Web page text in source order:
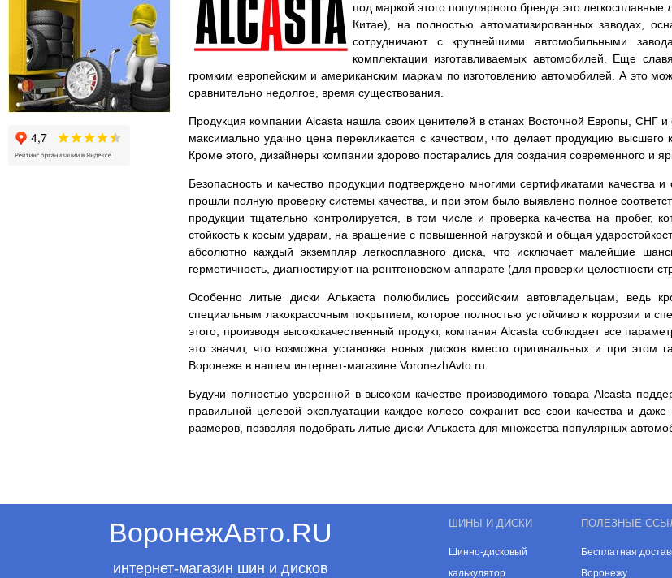
под маркой этого популярного бренда это
Китае), на полностью автоматизированных заводах,
сотрудничают с крупнейшими автомобильными
комплектации изготавливаемых автомобилей. Еще
громким европейским и американским маркам по изготовлению автомобилей. А это
сравнительно недолгое, время существования.
Продукция компании Alcasta нашла своих ценителей в станах Восточной Европы, СНГ и
максимально удачно цена перекликается с качеством, что делает продукцию высшего
Кроме этого, дизайнеры компании здорово постарались для создания современного и
Безопасность и качество продукции подтверждено многими сертификатами
прошли полную проверку системы качества, и при этом было выявлено полное
продукции тщательно контролируется, в том числе и проверка качества на пробег,
стойкость к косым ударам, на вращение с повышенной нагрузкой и общая
абсолютно каждый экземпляр легкосплавного диска, что исключает малейшие
герметичность, диагностируют на рентгеновском аппарате (для проверки
Особенно литые диски Алькаста полюбились российским автовладельцам, ведь
специальным лакокрасочным покрытием, которое полностью устойчиво к коррозии и
этого, производя высококачественный продукт, компания Alcasta соблюдает все
это значит, что возможна установка новых дисков вместо оригинальных и при
Воронеже в нашем интернет-магазине VoronezhAvto.ru
Будучи полностью уверенной в высоком качестве производимого товара Alcasta
правильной целевой эксплуатации каждое колесо сохранит все свои качества и
размеров, позволяя подобрать литые диски Алькаста для множества популярных
ВоронежАвто.RU
интернет-магазин шин и дисков
ШИНЫ И ДИСКИ
Шинно-дисковый
калькулятор
ПОЛЕЗНЫЕ
Бесплатная
Воронежу